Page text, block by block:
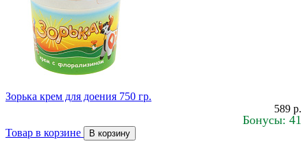
Зорька крем для доения 750 гр.
589 р.
Бонусы: 41
Товар в корзине В корзину